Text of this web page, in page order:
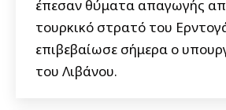
έπεσαν θύματα απαγωγής
τουρκικό στρατό του
επιβεβαίωσε σήμερα ο
του Λιβάνου.